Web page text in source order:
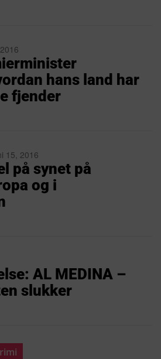
hans land har
fjender
15, 2016
på synet på
og i
AL MEDINA –
slukker